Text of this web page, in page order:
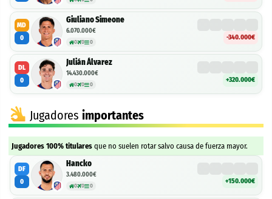
MD
0
Giuliano Simeone
6.070.000€
0 0 0
-340.000€
DL
0
Julián Álvarez
14.430.000€
0 0 0
+320.000€
Jugadores importantes
Jugadores 100% titulares que no suelen rotar salvo causa de fuerza mayor.
DF
0
Hancko
3.480.000€
0 0 0
+150.000€